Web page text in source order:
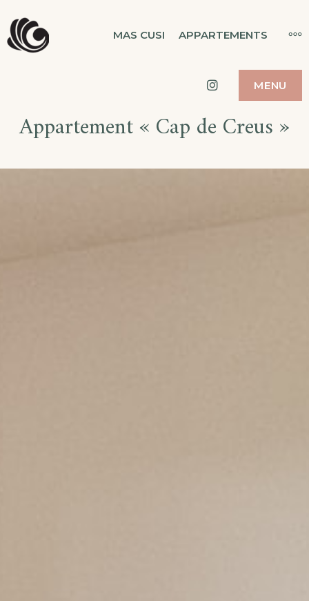
to
MAS CUSI
MAS CUSI APPARTEMENTS
Instagram
MENU
Appartement « Cap de Creus »